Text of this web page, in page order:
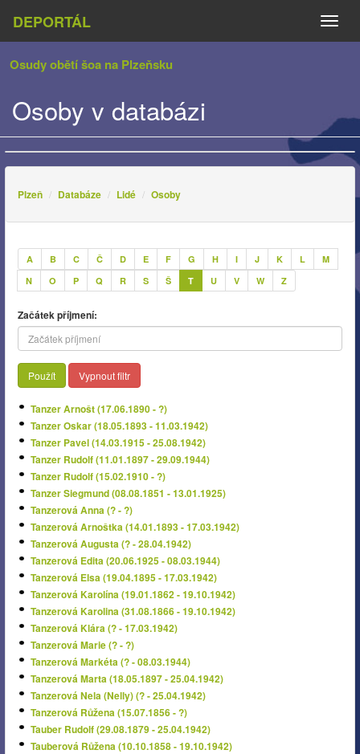
DEPORTÁL
Osudy obětí šoa na Plzeňsku
Osoby v databázi
Plzeň Databáze Lidé Osoby
A B C Č D E F G H I J K L
M
N
O P Q R S Š T U V W Z
Začátek příjmení:
Použít Vypnout filtr
Tanzer Arnošt (17.06.1890 - ?)
Tanzer Oskar (18.05.1893 - 11.03.1942)
Tanzer Pavel (14.03.1915 - 25.08.1942)
Tanzer Rudolf (11.01.1897 - 29.09.1944)
Tanzer Rudolf (15.02.1910 - ?)
Tanzer Siegmund (08.08.1851 - 13.01.1925)
Tanzerová Anna (? - ?)
Tanzerová Arnoštka (14.01.1893 - 17.03.1942)
Tanzerová Augusta (? - 28.04.1942)
Tanzerová Edita (20.06.1925 - 08.03.1944)
Tanzerová Elsa (19.04.1895 - 17.03.1942)
Tanzerová Karolína (19.01.1862 - 19.10.1942)
Tanzerová Karolina (31.08.1866 - 19.10.1942)
Tanzerová Klára (? - 17.03.1942)
Tanzerová Marie (? - ?)
Tanzerová Markéta (? - 08.03.1944)
Tanzerová Marta (18.05.1897 - 25.04.1942)
Tanzerová Nela (Nelly) (? - 25.04.1942)
Tanzerová Růžena (15.07.1856 - ?)
Tauber Rudolf (29.08.1879 - 25.04.1942)
Tauberová Růžena (10.10.1858 - 19.10.1942)